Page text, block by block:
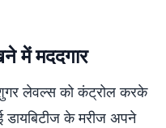
में मददगार
लेवल्स को कंट्रोल करके
डायबिटीज के मरीज अपने